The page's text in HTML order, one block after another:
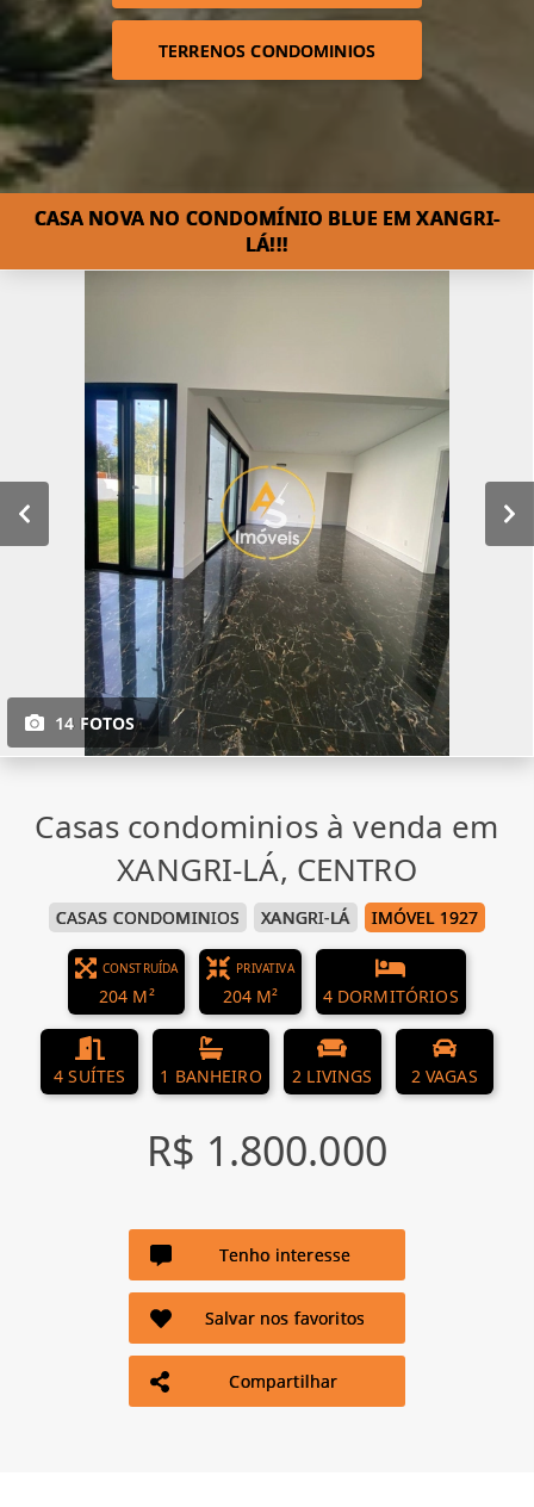
TERRENOS CONDOMINIOS
CASA NOVA NO CONDOMÍNIO BLUE EM XANGRI-
LÁ!!!
14 FOTOS
Casas condominios à venda em
XANGRI-LÁ, CENTRO
CASAS CONDOMINIOS XANGRI-LÁ IMÓVEL 1927
CONSTRUÍDA
204 M²
PRIVATIVA
204 M² 4 DORMITÓRIOS
4 SUÍTES 1 BANHEIRO 2 LIVINGS 2 VAGAS
R$ 1.800.000
Tenho interesse
Salvar nos favoritos
Compartilhar